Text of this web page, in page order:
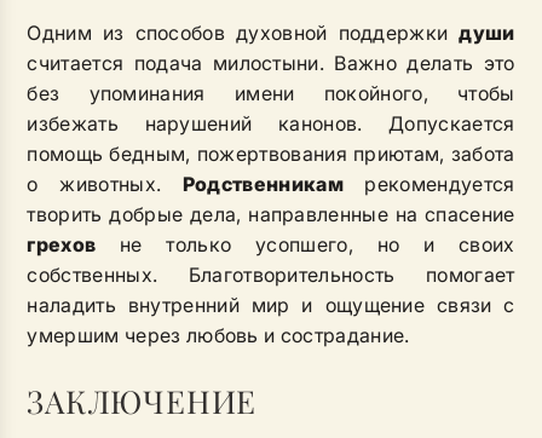
Одним из способов духовной поддержкидуши
считается подача милостыни. Важно делать это
без упоминания имени покойного, чтобы
избежать нарушений канонов. Допускается
помощь бедным, пожертвования приютам, забота
о животных. Родственникамрекомендуется
творить добрые дела, направленные на спасение
грехов не только усопшего, но и своих
собственных. Благотворительность помогает
наладить внутренний мир и ощущение связи с
умершим через любовь и сострадание.
ЗАКЛЮЧЕНИЕ